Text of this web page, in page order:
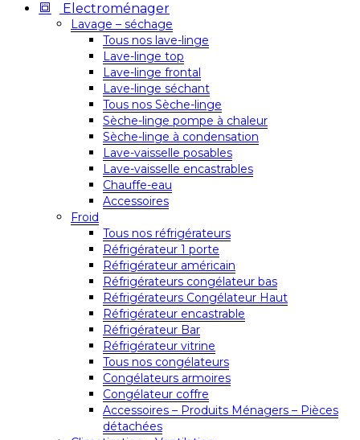
Electroménager
Lavage – séchage
Tous nos lave-linge
Lave-linge top
Lave-linge frontal
Lave-linge séchant
Tous nos Sèche-linge
Sèche-linge pompe à chaleur
Sèche-linge à condensation
Lave-vaisselle posables
Lave-vaisselle encastrables
Chauffe-eau
Accessoires
Froid
Tous nos réfrigérateurs
Réfrigérateur 1 porte
Réfrigérateur américain
Réfrigérateurs congélateur bas
Réfrigérateurs Congélateur Haut
Réfrigérateur encastrable
Réfrigérateur Bar
Réfrigérateur vitrine
Tous nos congélateurs
Congélateurs armoires
Congélateur coffre
Accessoires – Produits Ménagers – Pièces
détachées